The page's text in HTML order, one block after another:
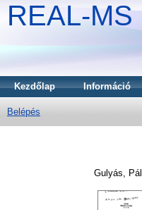
REAL-MS
Kezdőlap Információ
Belépés
Gulyás, Pál